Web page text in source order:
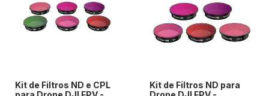
Kit de Filtros ND e CPL
Kit de Filtros ND para